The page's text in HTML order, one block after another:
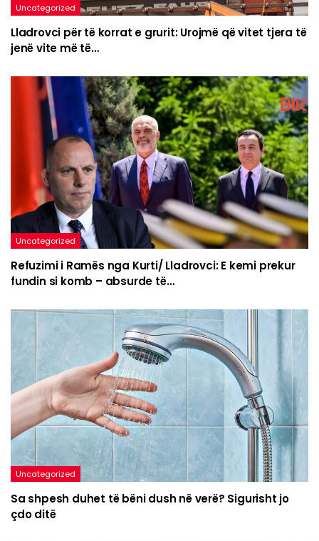
Uncategorized
Lladrovci për të korrat e grurit: Urojmë që vitet tjera të
jenë vite më të…
Uncategorized
Refuzimi i Ramës nga Kurti/ Lladrovci: E kemi prekur
fundin si komb – absurde të…
Uncategorized
Sa shpesh duhet të bëni dush në verë? Sigurisht jo
çdo ditë